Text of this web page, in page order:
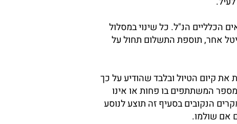
הכלליים הנ"ל. כל שינוי במסלול
אחר, תוספת התשלום תחול על
קיום הטיול ובלבד שהודיע על כך
המשתתפים בו פחות או אינו
לפחות 7 ימים טרם היציאה לטיול. במקרים הנקובים בסעיף זה תוצע לנוסע
אם שולמו.